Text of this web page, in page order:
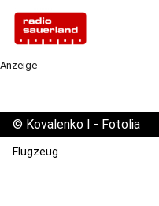
Anzeige
© Kovalenko I - Fotolia
Flugzeug